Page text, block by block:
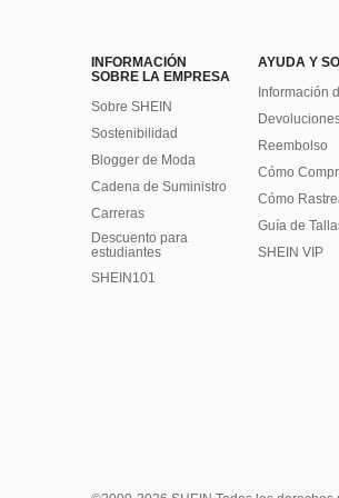
INFORMACIÓN
SOBRE LA EMPRESA
Sobre SHEIN
Sostenibilidad
Blogger de Moda
Cadena de Suministro
Carreras
Descuento para
estudiantes
SHEIN101
AYUDA Y
Información
Reembolso
Cómo
Cómo
Guía de
SHEIN VIP